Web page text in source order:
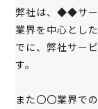
弊社は、◆◆サ
業界を中心とし
でに、弊社サー
す。
また〇〇業界で